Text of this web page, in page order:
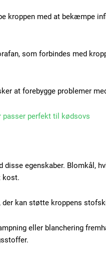
kroppen med at bekæmpe
som forbindes med
at forebygge problemer
passer perfekt til kødsovs
egenskaber. Blomkål,
kost.
kan støtte kroppens
eller blanchering